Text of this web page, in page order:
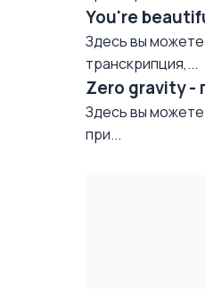
You're
Здесь вы можете
транскрипция,...
Zero gravity -
Здесь вы можете
при...